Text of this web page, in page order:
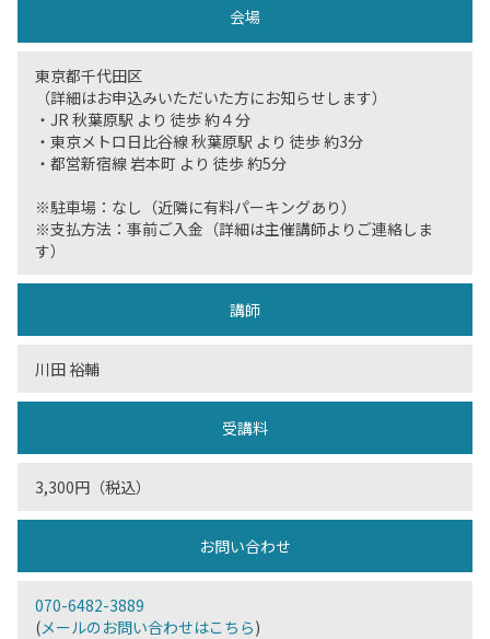
会場
東京都千代田区
（詳細はお申込みいただいた方にお知らせします）
・JR 秋葉原駅 より 徒歩 約４分
・東京メトロ日比谷線 秋葉原駅 より 徒歩 約3分
・都営新宿線 岩本町 より 徒歩 約5分
※駐車場：なし（近隣に有料パーキングあり）
※支払方法：事前ご入金（詳細は主催講師よりご連絡しま
す）
講師
川田 裕輔
受講料
3,300円（税込）
お問い合わせ
070-6482-3889
(メールのお問い合わせはこちら)